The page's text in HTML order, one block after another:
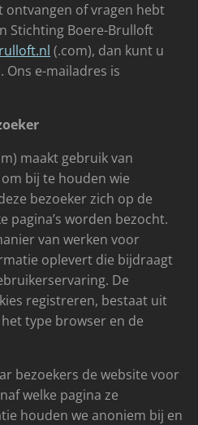
of vragen hebt
Stichting Boere-Brulloft
(.com), dan kunt u
Ons e-mailadres is
maakt gebruik van
bij te houden wie
bezoeker zich op de
pagina’s worden bezocht.
van werken voor
oplevert die bijdraagt
De
registreren, bestaat uit
type browser en de
bezoekers de website voor
welke pagina ze
houden we anoniem bij en